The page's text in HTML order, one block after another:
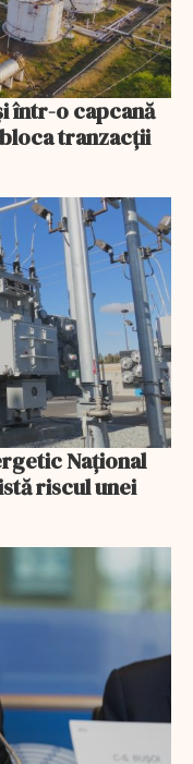
într-o capcană
tranzacții
Național
riscul unei